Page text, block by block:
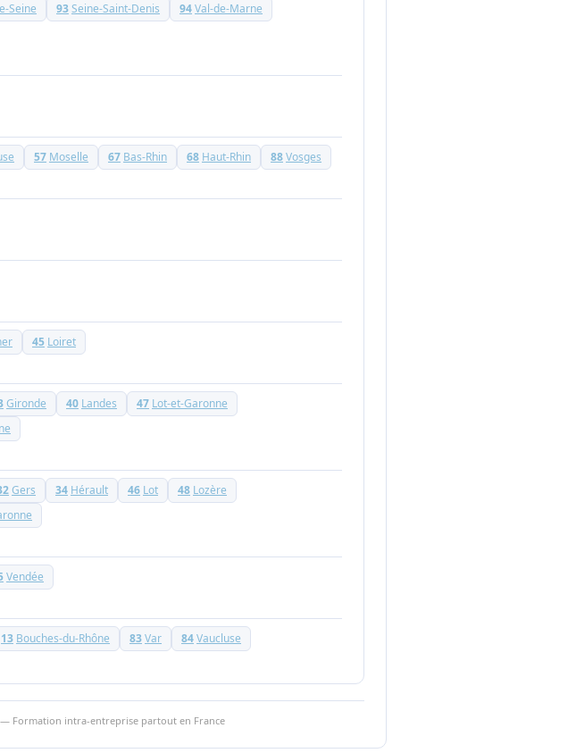
Seine 93Seine-Saint-Denis 94Val-de-Marne
57 Moselle 67 Bas-Rhin 68 Haut-Rhin 88Vosges
45 Loiret
Gironde 40 Landes 47 Lot-et-Garonne
Gers 34 Hérault 46 Lot 48 Lozère
Vendée
13 Bouches-du-Rhône 83Var 84Vaucluse
— Formation intra-entreprise partout en France